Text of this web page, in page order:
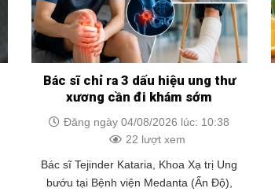
Bác sĩ chỉ ra 3 dấu hiệu ung thư
xương cần đi khám sớm
Đăng ngày 04/08/2026 lúc: 10:38
22 lượt xem
Bác sĩ Tejinder Kataria, Khoa Xạ trị Ung
bướu tại Bệnh viện Medanta (Ấn Độ),